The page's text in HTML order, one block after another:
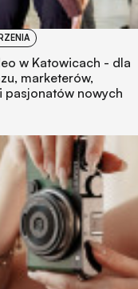
w Katowicach - dla
marketerów,
pasjonatów nowych